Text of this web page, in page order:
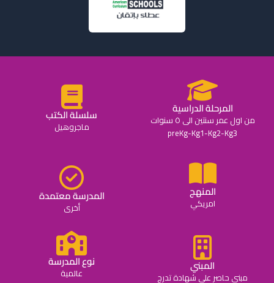
المرحلة الدراسية
من اول عمر سنتين الى ٥ سنوات
preKg-Kg1-Kg2-Kg3
سلسلة الكتب
ماجروهيل
المنهج
امريكي المدرسة معتمدة
أخرى
المبني
مبنى حاصر على شهادة تدرج
نوع المدرسة
عالمية